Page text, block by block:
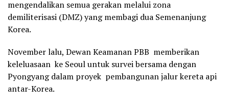
mengendalikan semua gerakan melalui zona
demiliterisasi (DMZ) yang membagi dua Semenanjung
Korea.
November lalu, Dewan Keamanan PBB memberikan
keleluasaan ke Seoul untuk survei bersama dengan
Pyongyang dalam proyek pembangunan jalur kereta api
antar-Korea.